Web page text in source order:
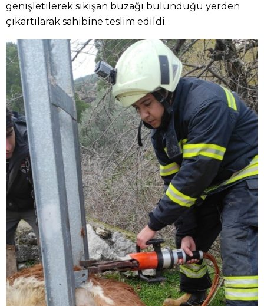
genişletilerek sıkışan buzağı bulunduğu yerden
çıkartılarak sahibine teslim edildi.